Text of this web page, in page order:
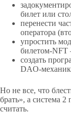
билет или
перенести
оператора
упростить
создать
Но не все, что
брать», а система
считать.